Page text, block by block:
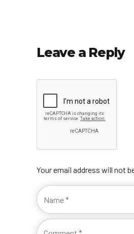
Leave a Reply
Your email address will not